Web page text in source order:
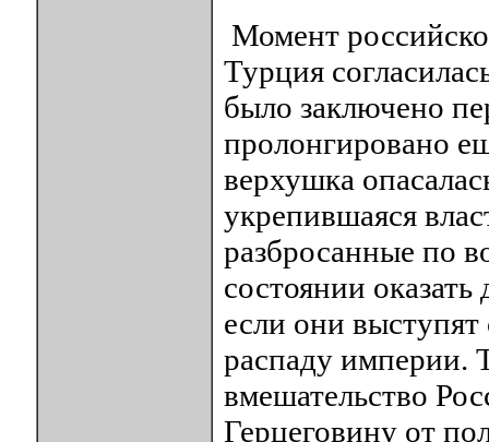
Момент
Турция
было заключено
пролонгировано
верхушка
укрепившаяся
разбросанные по
состоянии
если они
распаду империи.
вмешательство
Герцеговину от